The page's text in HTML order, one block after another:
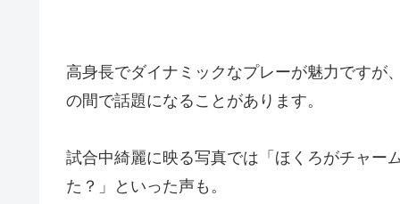
高身長でダイナミックなプレーが魅力ですが
の間で話題になることがあります。
試合中綺麗に映る写真では「ほくろがチャー
た？」といった声も。